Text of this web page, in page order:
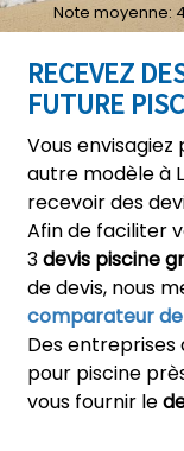
RECEVEZ
FUTURE
Vous
autre modèle à
recevoir des
Afin de faciliter
3devis piscine
de devis, nous
comparateur
Des
pour piscine
vous fournir le
Note moyenne: